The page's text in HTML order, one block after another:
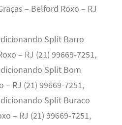
– Belford Roxo – RJ
Split Barro
– RJ (21) 99669-7251,
Split Bom
– RJ (21) 99669-7251,
Split Buraco
– RJ (21) 99669-7251,